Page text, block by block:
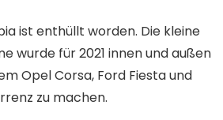
ist enthüllt worden. Die kleine
wurde für 2021 innen und außen
Opel Corsa, Ford Fiesta und
zu machen.